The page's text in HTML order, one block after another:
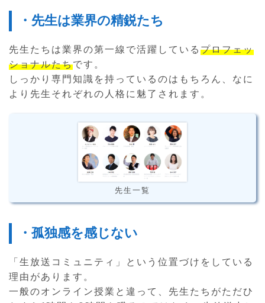
・先生は業界の精鋭たち
先生たちは業界の第一線で活躍している プロフェッ
ショナルたちです。
しっかり専門知識を持っているのはもちろん、なに
より先生それぞれの人格に魅了されます。
先生一覧
・孤独感を感じない
「生放送コミュニティ」という位置づけをしている
理由があります。
一般のオンライン授業と違って、先生たちがただひ